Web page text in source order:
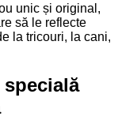
unic și original,
să le reflecte
la tricouri, la cani,
specială